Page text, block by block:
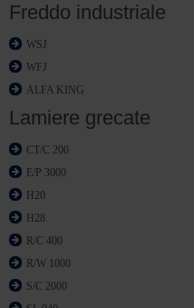
Freddo industriale
WSJ
WFJ
ALFA KING
Lamiere grecate
CT/C 200
E/P 3000
H20
H28
R/C 400
R/W 1000
S/C 2000